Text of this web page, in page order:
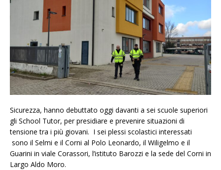
Sicurezza, hanno debuttato oggi davanti a sei scuole superiori
gli School Tutor, per presidiare e prevenire situazioni di
tensione tra i più giovani. I sei plessi scolastici interessati
sono il Selmi e il Corni al Polo Leonardo, il Wiligelmo e il
Guarini in viale Corassori, l’istituto Barozzi e la sede del Corni in
Largo Aldo Moro.